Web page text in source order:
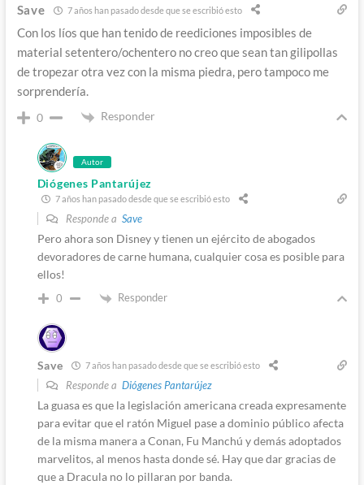
Save 7 años han pasado desde que se escribió esto
Con los líos que han tenido de reediciones imposibles de
material setentero/ochentero no creo que sean tan gilipollas
de tropezar otra vez con la misma piedra, pero tampoco me
sorprendería.
0 Responder
Autor
Diógenes Pantarújez
7 años han pasado desde que se escribió esto
Responde a Save
Pero ahora son Disney y tienen un ejército de abogados
devoradores de carne humana, cualquier cosa es posible para
ellos!
0 Responder
Save 7 años han pasado desde que se escribió esto
Responde a Diógenes Pantarújez
La guasa es que la legislación americana creada expresamente
para evitar que el ratón Miguel pase a dominio público afecta
de la misma manera a Conan, Fu Manchú y demás adoptados
marvelitos, al menos hasta donde sé. Hay que dar gracias de
que a Dracula no lo pillaran por banda.